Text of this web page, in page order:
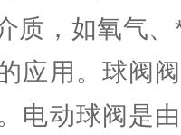
质，如氧气
应用。球阀
电动球阀是